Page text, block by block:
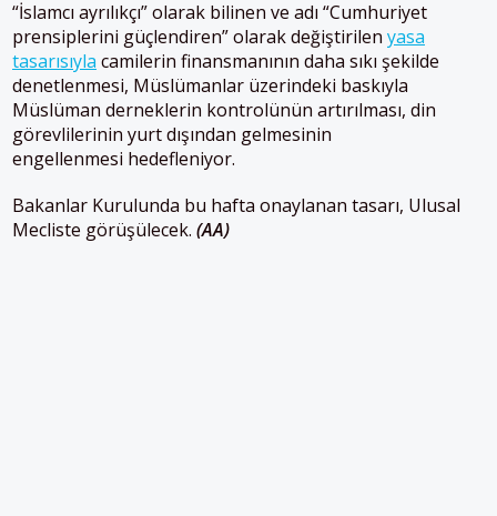
“İslamcı ayrılıkçı” olarak bilinen ve adı “Cumhuriyet
prensiplerini güçlendiren” olarak değiştirilen yasa
tasarısıyla camilerin finansmanının daha sıkı şekilde
denetlenmesi, Müslümanlar üzerindeki baskıyla
Müslüman derneklerin kontrolünün artırılması, din
görevlilerinin yurt dışından gelmesinin
engellenmesi hedefleniyor.
Bakanlar Kurulunda bu hafta onaylanan tasarı, Ulusal
Mecliste görüşülecek. (AA)